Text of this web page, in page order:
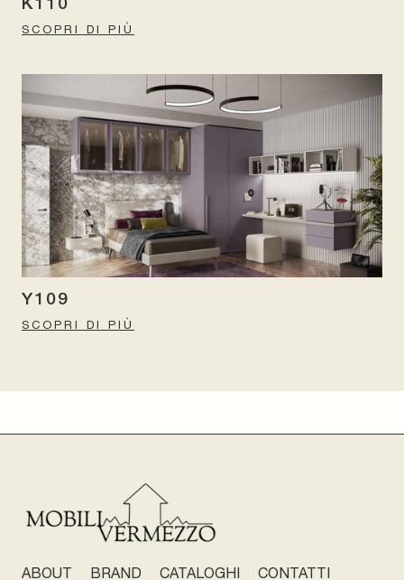
K110
SCOPRI DI PIÙ
Y109
SCOPRI DI PIÙ
ABOUT BRAND CATALOGHI CONTATTI